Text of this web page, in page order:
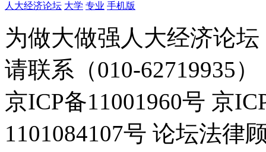
人大经济论坛 大学 专业 手机版
为做大做强人大经济论
请联系（010-62719935）
京ICP备11001960号 京
1101084107号 论坛法律